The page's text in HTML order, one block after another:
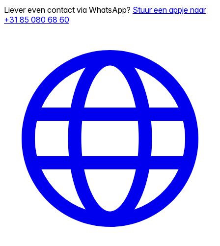
Liever even contact via WhatsApp? Stuur een appje naar
+31 85 080 68 60